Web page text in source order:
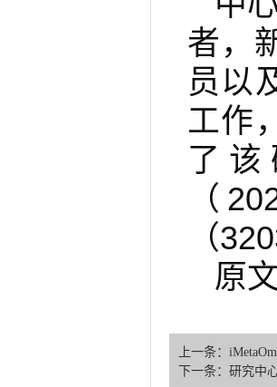
者，
员以
工作
了
（
（
原
上一条：
下一条：研究中